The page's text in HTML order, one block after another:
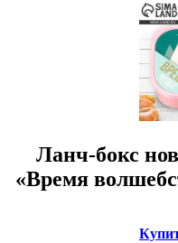
Ланч-бокс
«Время